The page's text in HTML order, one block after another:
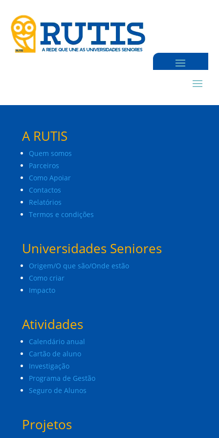
A RUTIS
Quem somos
Parceiros
Como Apoiar
Contactos
Relatórios
Termos e condições
Universidades Seniores
Origem/O que são/Onde estão
Como criar
Impacto
Atividades
Calendário anual
Cartão de aluno
Investigação
Programa de Gestão
Seguro de Alunos
Projetos